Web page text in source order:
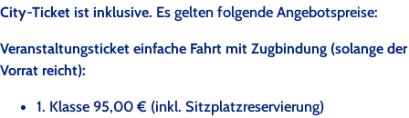
City-Ticket ist inklusive. Es gelten folgende Angebotspreise:
Veranstaltungsticket einfache Fahrt mit Zugbindung (solange der
Vorrat reicht):
1. Klasse 95,00 € (inkl. Sitzplatzreservierung)